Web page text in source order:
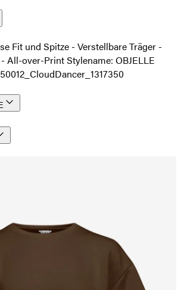
Fit und Spitze - Verstellbare Träger -
All-over-Print Stylename: OBJELLE